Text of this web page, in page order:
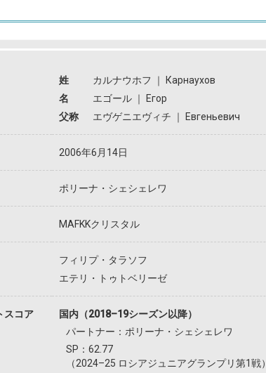
姓 カルナウホフ ｜
Карнаухов
名
エゴール ｜
Егор
父称
エヴゲニエヴィチ ｜ Евгеньевич
2006年6月14日
ポリーナ・シェシェレワ
MAFKKクリスタル
フィリプ・タラソフ
エテリ・トゥトベリーゼ
スコア
国内（2018–19シーズン以降）
パートナー：ポリーナ・シェシェレワ
SP：62.77
（2024–25 ロシアジュニアグランプリ第1戦）